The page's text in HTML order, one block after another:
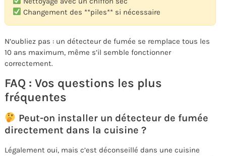
Changement des **piles** si nécessaire
N’oubliez pas : un détecteur de fumée se remplace tous les
10 ans maximum, même s’il semble fonctionner
correctement.
FAQ : Vos questions les plus
fréquentes
Peut-on installer un détecteur de fumée
directement dans la cuisine ?
Légalement oui, mais c’est déconseillé dans une cuisine